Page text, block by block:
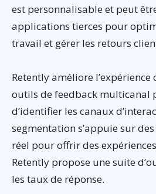
est personnalisable et peut
applications tierces pour
travail et gérer les retours
Retently améliore l’expérience
outils de feedback multicanal
d’identifier les canaux
segmentation s’appuie sur
réel pour offrir des
Retently propose une suite
les taux de réponse.